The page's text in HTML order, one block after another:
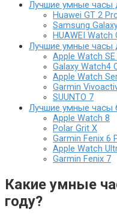
Лучшие умные часы
Huawei GT 2
Samsung
HUAWEI
Лучшие умные часы
Apple Watch
Galaxy Watch4
Apple Watch
Garmin
SUUNTO 7
Лучшие умные часы
Apple Watch 8
Polar Grit X
Garmin Fenix ​​6
Apple Watch
Garmin Fenix ​​7
Какие умные
году?